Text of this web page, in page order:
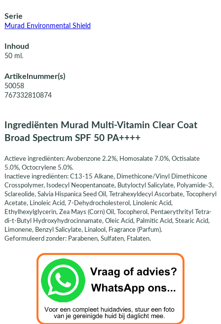
Serie
Murad Environmental Shield
Inhoud
50 ml.
Artikelnummer(s)
50058
767332810874
Ingrediënten Murad Multi-Vitamin Clear Coat
Broad Spectrum SPF 50 PA++++
Actieve ingrediënten: Avobenzone 2.2%, Homosalate 7.0%, Octisalate
5.0%, Octocrylene 5.0%.
Inactieve ingrediënten: C13-15 Alkane, Dimethicone/Vinyl Dimethicone
Crosspolymer, Isodecyl Neopentanoate, Butyloctyl Salicylate, Polyamide-3,
Sclareolide, Salvia Hispanica Seed Oil, Tetrahexyldecyl Ascorbate, Tocopheryl
Acetate, Linoleic Acid, 7-Dehydrocholesterol, Linolenic Acid,
Ethylhexylglycerin, Zea Mays (Corn) Oil, Tocopherol, Pentaerythrityl Tetra-
di-t-Butyl Hydroxyhydrocinnamate, Oleic Acid, Palmitic Acid, Stearic Acid,
Limonene, Benzyl Salicylate, Linalool, Fragrance (Parfum).
Geformuleerd zonder: Parabenen, Sulfaten, Ftalaten.